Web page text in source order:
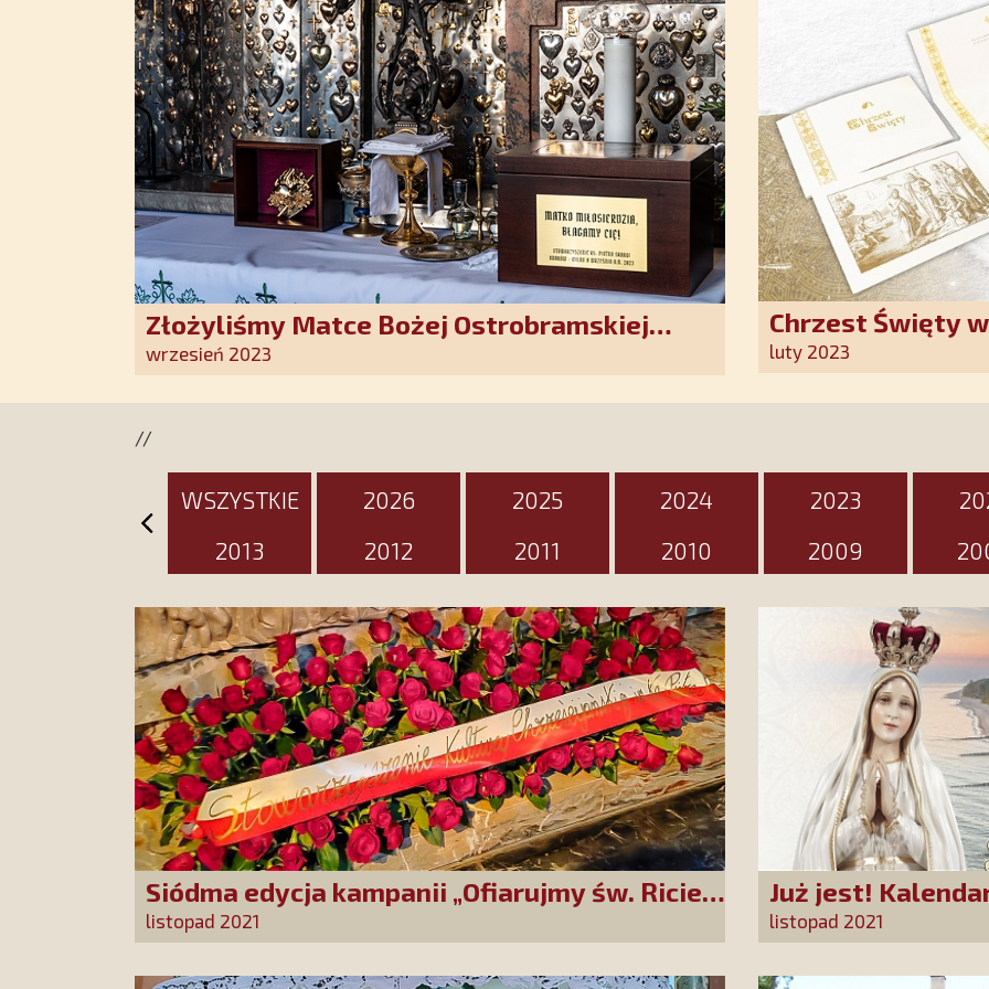
Złożyliśmy Matce Bożej Ostrobramskiej
pozłacane wotum
wrzesień 2023
Chrzest Święty
Kościoła. Nasz
luty 2023
//
WSZYSTKIE 2026 2025 2024 2023
2013
2012 2011 2010 2009
Siódma edycja kampanii „Ofiarujmy św. Ricie
12 000 róż!”
listopad 2021
Już jest!
rok
listopad 2021